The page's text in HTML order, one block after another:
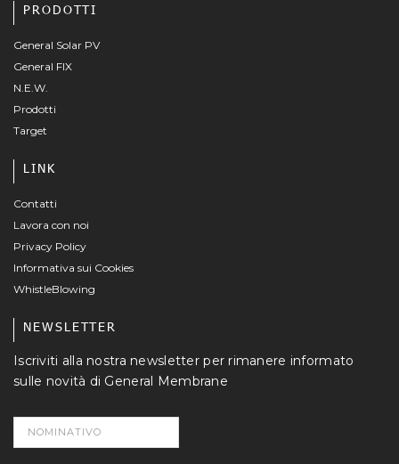
PRODOTTI
General Solar PV
General FIX
N.E.W.
Prodotti
Target
LINK
Contatti
Lavora con noi
Privacy Policy
Informativa sui Cookies
WhistleBlowing
NEWSLETTER
Iscriviti alla nostra newsletter per rimanere informato
sulle novità di General Membrane